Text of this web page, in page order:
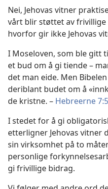
Nei, Jehovas vitner
vårt blir støttet av frivillige
hvorfor gir ikke Jehovas
I Moseloven, som ble gitt
et bud om å gi tiende –
det man eide. Men
deriblant budet om å
de kristne. – Hebreerne
I stedet for å gi
etterligner Jehovas
sin virksomhet på to
personlige
gi frivillige bidrag.